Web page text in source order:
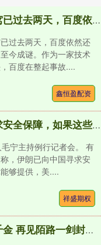
鑫恒盈配资 武汉萝卜快跑集体趴窝已过去两天，百度依然还在沉默，事故真实原因至今成
过去两天，百度依然还
今成谜。作为一家技术
百度在整起事故....
鑫恒盈配资
祥盛期权 外媒称伊朗已向中国寻求安全保障，如果这些保障能够提供，美以伊或能达成停火协议，外交部：中方支持一切有利于和平的努力
宁主持例行记者会。 有
，伊朗已向中国寻求安
够提供，美....
祥盛期权
星速优配 【鸣学】曾经等你一诺千金 再见陌路一剑封心 新版本剧情讲了什么？_弗洛洛_莱克_修会